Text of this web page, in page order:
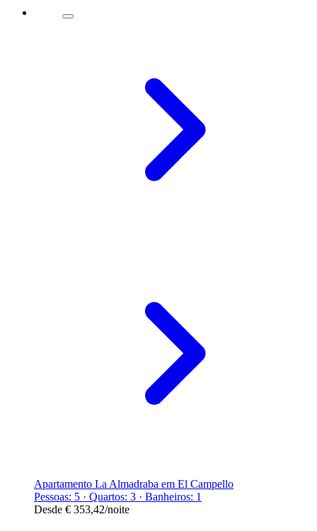
Apartamento La Almadraba em El Campello
Pessoas: 5 · Quartos: 3 · Banheiros: 1
Desde € 353,42/noite